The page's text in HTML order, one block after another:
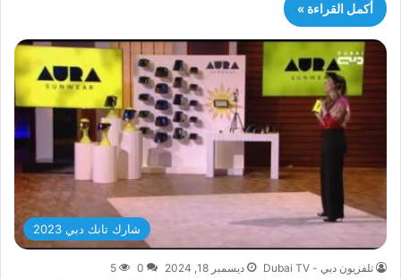
أكمل القراءة »
شارك تانك دبي 2023
تلفزيون دبي - Dubai TV ديسمبر 18, 2024 0
5